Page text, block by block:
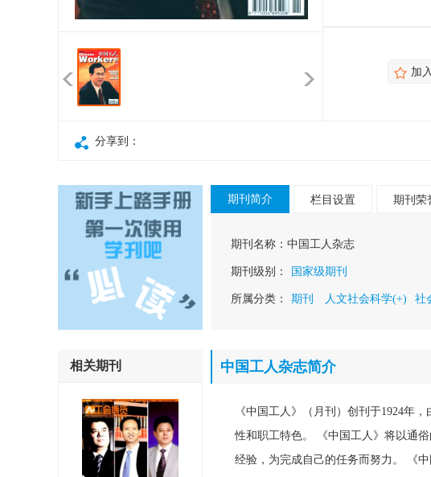
加
分享到：
相关期刊
期刊简介 栏目设置 期刊荣
期刊名称： 中国工人杂志
期刊级别： 国家级期刊
所属分类： 期刊 人文社会科学(+) 社
中国工人杂志简介
《中国工人》（月刊）创刊于1924年
性和职工特色。 《中国工人》将以通
经验，为完成自己的任务而努力。 《